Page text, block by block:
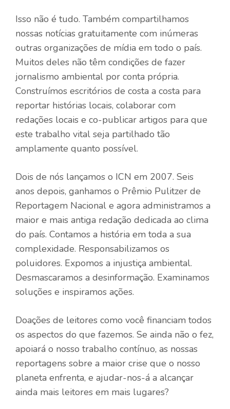
Isso não é tudo. Também compartilhamos
nossas notícias gratuitamente com inúmeras
outras organizações de mídia em todo o país.
Muitos deles não têm condições de fazer
jornalismo ambiental por conta própria.
Construímos escritórios de costa a costa para
reportar histórias locais, colaborar com
redações locais e co-publicar artigos para que
este trabalho vital seja partilhado tão
amplamente quanto possível.
Dois de nós lançamos o ICN em 2007. Seis
anos depois, ganhamos o Prêmio Pulitzer de
Reportagem Nacional e agora administramos a
maior e mais antiga redação dedicada ao clima
do país. Contamos a história em toda a sua
complexidade. Responsabilizamos os
poluidores. Expomos a injustiça ambiental.
Desmascaramos a desinformação. Examinamos
soluções e inspiramos ações.
Doações de leitores como você financiam todos
os aspectos do que fazemos. Se ainda não o fez,
apoiará o nosso trabalho contínuo, as nossas
reportagens sobre a maior crise que o nosso
planeta enfrenta, e ajudar-nos-á a alcançar
ainda mais leitores em mais lugares?